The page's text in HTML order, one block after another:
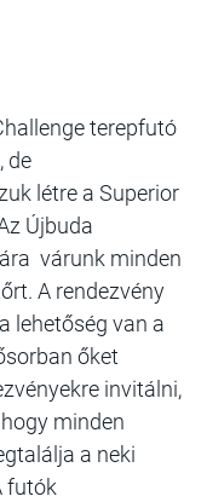
terepfutó
de
létre a Superior
Újbuda
várunk minden
A rendezvény
lehetőség van a
őket
invitálni,
minden
a neki
futók